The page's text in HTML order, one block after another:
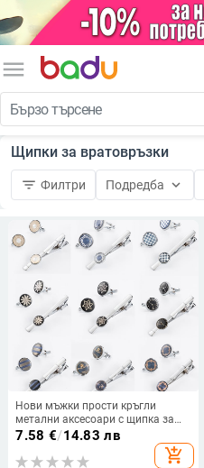
menu
Щипки за вратовръзки
filter_list Филтри Подредба keyboard_arrow_down
Нови мъжки прости кръгли
метални аксесоари с щипка за
вратовръзка, копчета за
костюм, директна доставка от
7.58 €/14.83 лв
add_shopping_cart